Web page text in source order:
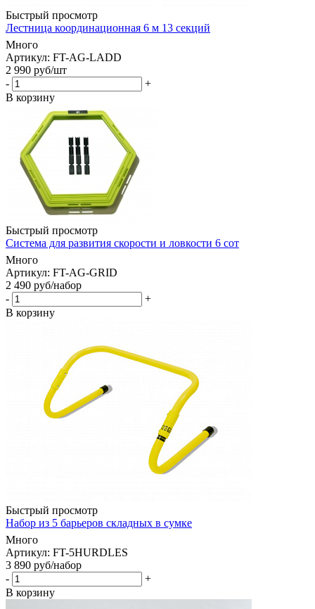
Быстрый просмотр
Лестница координационная 6 м 13 секций
Много
Артикул: FT-AG-LADD
2 990 руб/шт
-
+
В корзину
Быстрый просмотр
Система для развития скорости и ловкости 6 сот
Много
Артикул: FT-AG-GRID
2 490 руб/набор
-
+
В корзину
Быстрый просмотр
Набор из 5 барьеров складных в сумке
Много
Артикул: FT-5HURDLES
3 890 руб/набор
-
+
В корзину